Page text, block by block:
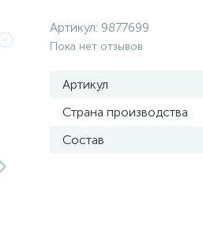
Артикул: 9877699
Пока нет отзывов
Артикул
Страна производства
Состав